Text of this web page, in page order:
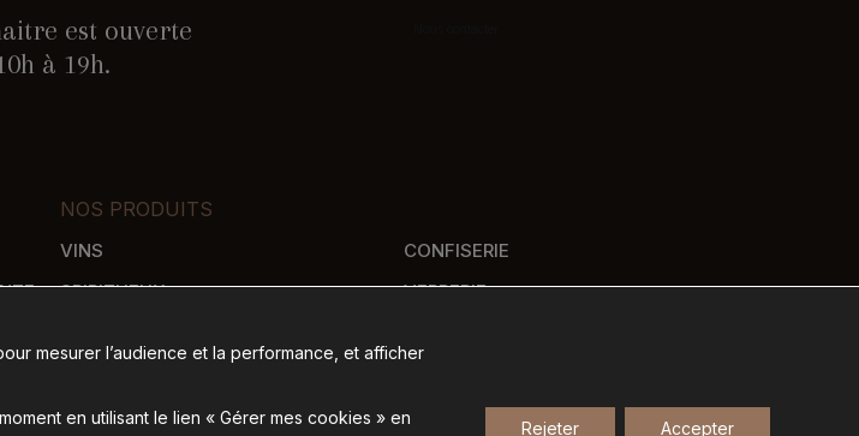
est ouverte
à 19h.
NOS PRODUITS
VINS
SPIRITUEUX
ÉPICERIE SUCRÉE
CONFISERIE
VERRERIE
mesurer l’audience et la performance, et afficher
en utilisant le lien « Gérer mes cookies » en
Accepter
Rejeter